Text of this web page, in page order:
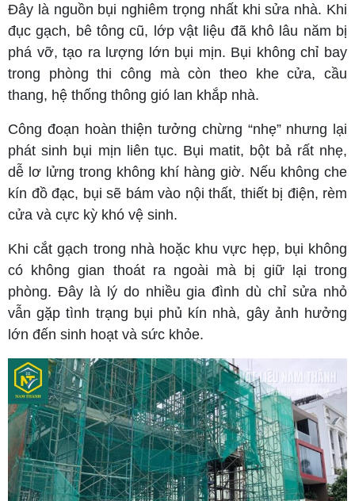
Đây là nguồn bụi nghiêm trọng nhất khi sửa nhà. Khi
đục gạch, bê tông cũ, lớp vật liệu đã khô lâu năm bị
phá vỡ, tạo ra lượng lớn bụi mịn. Bụi không chỉ bay
trong phòng thi công mà còn theo khe cửa, cầu
thang, hệ thống thông gió lan khắp nhà.
Công đoạn hoàn thiện tưởng chừng “nhẹ” nhưng lại
phát sinh bụi mịn liên tục. Bụi matit, bột bả rất nhẹ,
dễ lơ lửng trong không khí hàng giờ. Nếu không che
kín đồ đạc, bụi sẽ bám vào nội thất, thiết bị điện, rèm
cửa và cực kỳ khó vệ sinh.
Khi cắt gạch trong nhà hoặc khu vực hẹp, bụi không
có không gian thoát ra ngoài mà bị giữ lại trong
phòng. Đây là lý do nhiều gia đình dù chỉ sửa nhỏ
vẫn gặp tình trạng bụi phủ kín nhà, gây ảnh hưởng
lớn đến sinh hoạt và sức khỏe.